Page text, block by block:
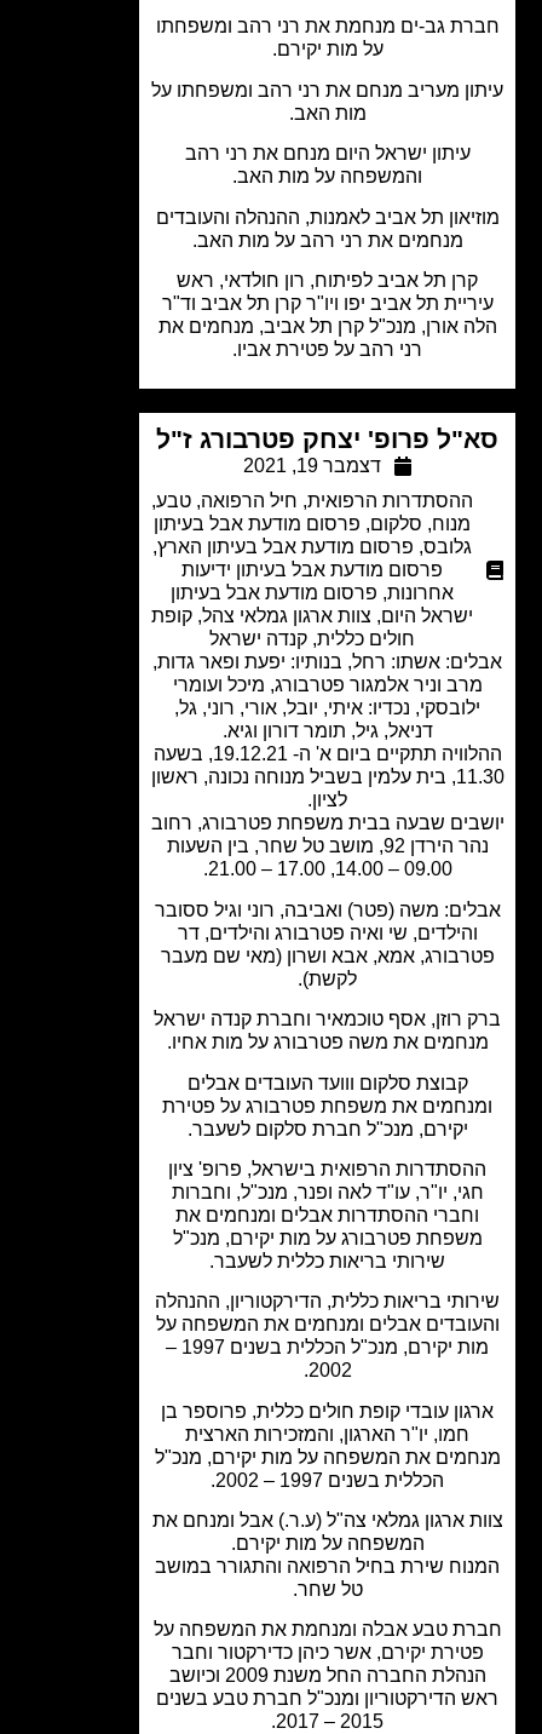
גב-ים מנחמת את רני רהב ומשפחתו
על מות יקירם.
מעריב מנחם את רני רהב ומשפחתו על
מות האב.
עיתון ישראל היום מנחם את רני רהב
והמשפחה על מות האב.
תל אביב לאמנות, ההנהלה והעובדים
מנחמים את רני רהב על מות האב.
קרן תל אביב לפיתוח, רון חולדאי, ראש
תל אביב יפו ויו"ר קרן תל אביב וד"ר
אורן, מנכ"ל קרן תל אביב, מנחמים את
רני רהב על פטירת אביו.
פרופ' יצחק פטרבורג ז"ל
דצמבר 19, 2021
ההסתדרות הרפואית,חיל הרפואה,טבע,
סלקום, פרסום מודעת אבל בעיתון
פרסום מודעת אבל בעיתון הארץ,
פרסום מודעת אבל בעיתון ידיעות
אחרונות,פרסום מודעת אבל בעיתון
ישראל היום,צוות ארגון גמלאי צהל,קופת
חולים כללית, קנדה ישראל
אשתו: רחל, בנותיו: יפעת ופאר גדות,
וניר אלמגור פטרבורג, מיכל ועומרי
נכדיו: איתי, יובל, אורי, רוני, גל,
דניאל, גיל, תומר דורון וגיא.
ההלוויה תתקיים ביום א' ה- 19.12.21, בשעה
11.30, בית עלמין בשביל מנוחה נכונה, ראשון
שבעה בבית משפחת פטרבורג, רחוב
נהר הירדן 92, מושב טל שחר, בין השעות
משה (פטר) ואביבה, רוני וגיל ססובר
והילדים, שי ואיה פטרבורג והילדים, דר
אמא, אבא ושרון (מאי שם מעבר
רוזן, אסף טוכמאיר וחברת קנדה ישראל
את משה פטרבורג על מות אחיו.
קבוצת סלקום ווועד העובדים אבלים
את משפחת פטרבורג על פטירת
יקירם, מנכ"ל חברת סלקום לשעבר.
הרפואית בישראל, פרופ' ציון
יו"ר, עו"ד לאה ופנר, מנכ"ל, וחברות
וחברי ההסתדרות אבלים ומנחמים את
פטרבורג על מות יקירם, מנכ"ל
שירותי בריאות כללית לשעבר.
בריאות כללית, הדירקטוריון, ההנהלה
אבלים ומנחמים את המשפחה על
מות יקירם, מנכ"ל הכללית בשנים 1997 –
עובדי קופת חולים כללית, פרוספר בן
חמו, יו"ר הארגון, והמזכירות הארצית
את המשפחה על מות יקירם, מנכ"ל
הכללית בשנים 1997 – 2002.
ארגון גמלאי צה"ל (ע.ר.) אבל ומנחם את
המשפחה על מות יקירם.
שירת בחיל הרפואה והתגורר במושב
טל שחר.
טבע אבלה ומנחמת את המשפחה על
יקירם, אשר כיהן כדירקטור וחבר
הנהלת החברה החל משנת 2009 וכיושב
הדירקטוריון ומנכ"ל חברת טבע בשנים